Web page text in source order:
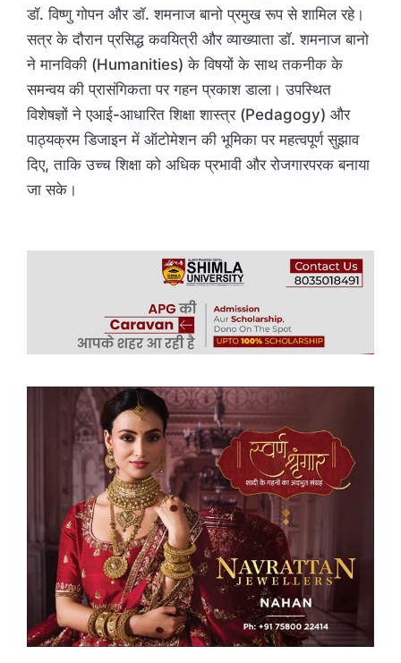
डॉ. विष्णु गोपन और डॉ. शमनाज बानो प्रमुख रूप से शामिल रहे।
सत्र के दौरान प्रसिद्ध कवयित्री और व्याख्याता डॉ. शमनाज बानो
ने मानविकी (Humanities) के विषयों के साथ तकनीक के
समन्वय की प्रासंगिकता पर गहन प्रकाश डाला। उपस्थित
विशेषज्ञों ने एआई-आधारित शिक्षा शास्त्र (Pedagogy) और
पाठ्यक्रम डिजाइन में ऑटोमेशन की भूमिका पर महत्वपूर्ण सुझाव
दिए, ताकि उच्च शिक्षा को अधिक प्रभावी और रोजगारपरक बनाया
जा सके।